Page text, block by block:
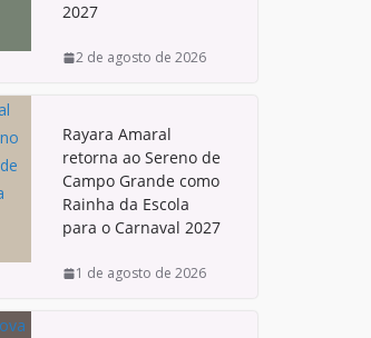
2027
2 de agosto de 2026
Rayara Amaral
retorna ao Sereno de
Campo Grande como
Rainha da Escola
para o Carnaval 2027
1 de agosto de 2026